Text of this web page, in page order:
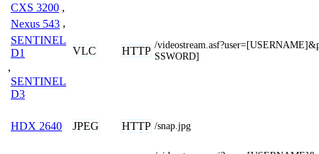
CXS 3200 ,
Nexus 543 ,
SENTINEL
D1
,
SENTINEL
D3
VLC HTTP /
SSWORD]
HDX 2640 JPEG HTTP /snap.jpg